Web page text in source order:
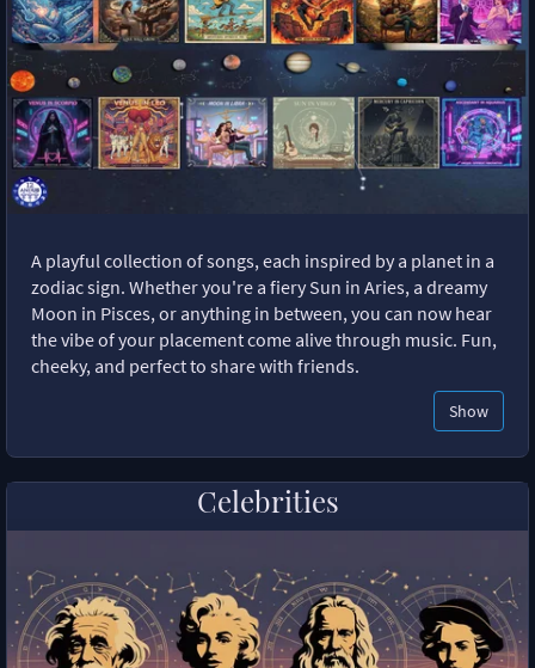
A playful collection of songs, each inspired by a planet in a
zodiac sign. Whether you're a fiery Sun in Aries, a dreamy
Moon in Pisces, or anything in between, you can now hear
the vibe of your placement come alive through music. Fun,
cheeky, and perfect to share with friends.
Show
Celebrities